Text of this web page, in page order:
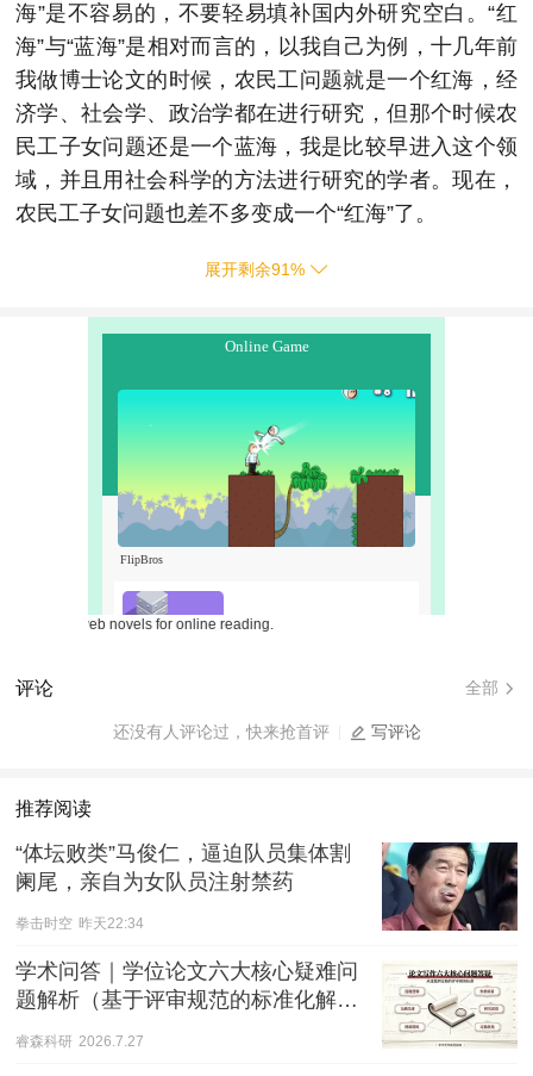
海”是不容易的，不要轻易填补国内外研究空白。“红
海”与“蓝海”是相对而言的，以我自己为例，十几年前
我做博士论文的时候，农民工问题就是一个红海，经
济学、社会学、政治学都在进行研究，但那个时候农
民工子女问题还是一个蓝海，我是比较早进入这个领
域，并且用社会科学的方法进行研究的学者。现在，
农民工子女问题也差不多变成一个“红海”了。
展开剩余91%
Free web novels for online reading.
评论 全部
还没有人评论过，快来抢首评 写评论
推荐阅读
“体坛败类”马俊仁，逼迫队员集体割
阑尾，亲自为女队员注射禁药
拳击时空 昨天22:34
学术问答｜学位论文六大核心疑难问
题解析（基于评审规范的标准化解
答）
睿森科研 2026.7.27